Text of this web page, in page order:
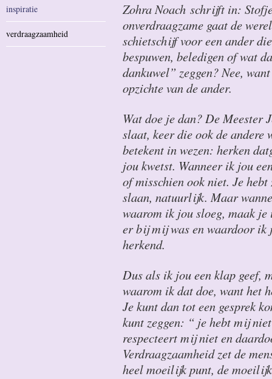
inspiratie
verdraagzaamheid
Zohra Noach schrijft in:
onverdraagzame gaat de
schietschijf voor een ander
bespuwen, beledigen of wat
dankuwel” zeggen? Nee,
opzichte van de ander.
Wat doe je dan? De Meester
slaat, keer die ook de andere
betekent in wezen: herken
jou kwetst. Wanneer ik jou
of misschien ook niet. Je
slaan, natuurlijk. Maar
waarom ik jou sloeg, maak
er bij mij was en waardoor
herkend.
Dus als ik jou een klap geef,
waarom ik dat doe, want het
Je kunt dan tot een gesprek
kunt zeggen: “ je hebt mij
respecteert mij niet en
Verdraagzaamheid zet de
heel moeilijk punt, de